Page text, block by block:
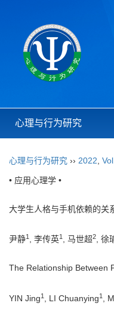
心理与行为研究
心理与行为研究 ›› 2022
• 应用心理学 •
大学生人格与手机依赖的关
尹静1 , 李传英1 , 马世超2, 徐
The Relationship Between
YIN Jing1 , LI Chuanying1 ,